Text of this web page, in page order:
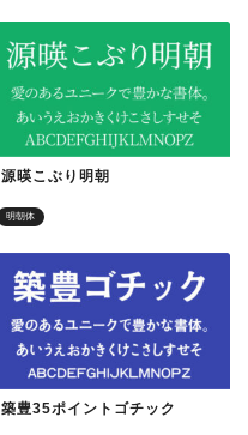
明朝体
源暎こぶり明朝
築豊35ポイントゴチック